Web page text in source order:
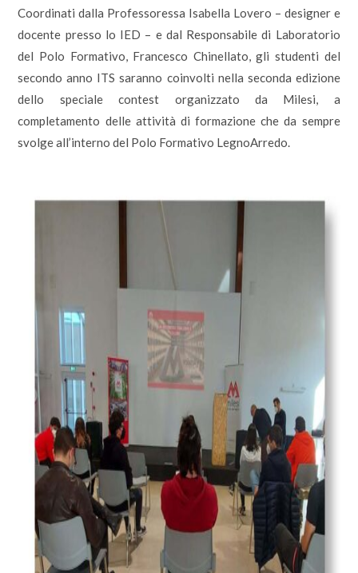
Coordinati dalla Professoressa Isabella Lovero – designer e
docente presso lo IED – e dal Responsabile di Laboratorio
del Polo Formativo, Francesco Chinellato, gli studenti del
secondo anno ITS saranno coinvolti nella seconda edizione
dello speciale contest organizzato da Milesi, a
completamento delle attività di formazione che da sempre
svolge all’interno del Polo Formativo LegnoArredo.